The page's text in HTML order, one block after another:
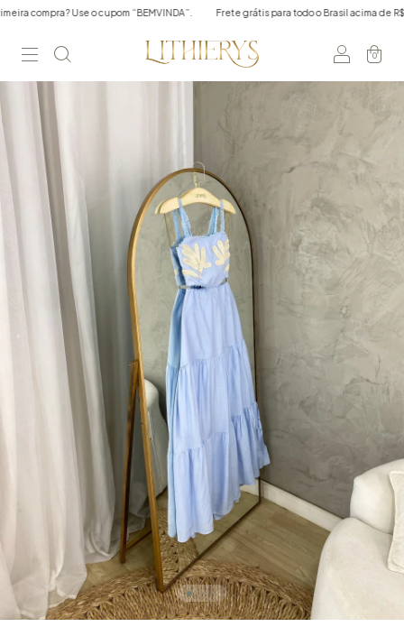
Use o cupom “BEMVINDA”. Frete grátis para todo o Brasil acima de R$350,00 em
0